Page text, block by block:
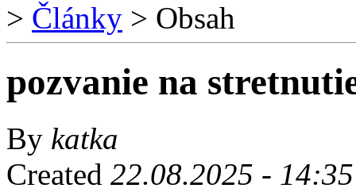
> Články > Obsah
pozvanie na
By katka
Created 22.08.2025 - 14:35